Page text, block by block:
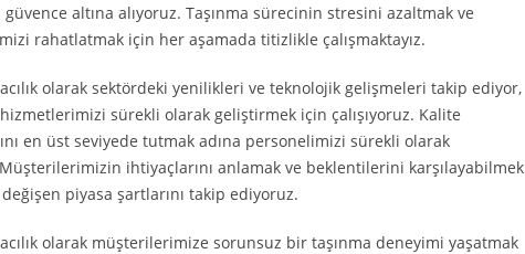
güvence altına alıyoruz. Taşınma sürecinin stresini azaltmak ve
rahatlatmak için her aşamada titizlikle çalışmaktayız.
olarak sektördeki yenilikleri ve teknolojik gelişmeleri takip ediyor,
hizmetlerimizi sürekli olarak geliştirmek için çalışıyoruz. Kalite
en üst seviyede tutmak adına personelimizi sürekli olarak
ihtiyaçlarını anlamak ve beklentilerini karşılayabilmek
piyasa şartlarını takip ediyoruz.
olarak müşterilerimize sorunsuz bir taşınma deneyimi yaşatmak